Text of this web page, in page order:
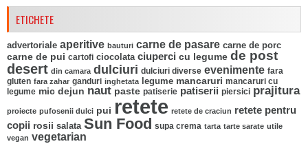
ETICHETE
advertoriale aperitive bauturi carne de pasare carne de porc
carne de pui cartofi ciocolata ciuperci cu legume de post
desert din camara dulciuri dulciuri diverse evenimente fara
gluten fara zahar ganduri inghetata legume mancaruri mancaruri cu
legume mic dejun naut paste patiserie patiserii piersici prajitura
proiecte pufosenii dulci pui retete retete de craciun retete pentru
copii rosii salata Sun Food supa crema tarta tarte sarate utile
vegan vegetarian